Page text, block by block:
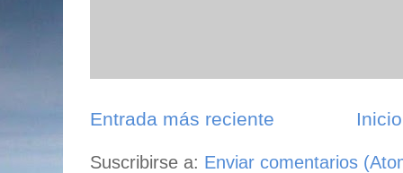
Entrada más reciente Inicio
Suscribirse a: Enviar comentarios